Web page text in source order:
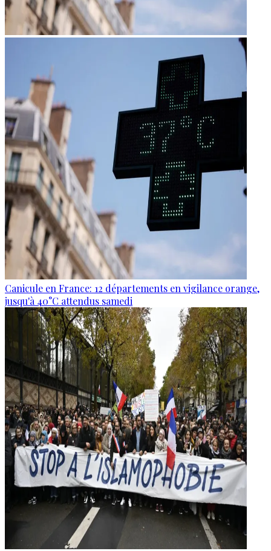
Canicule en France: 12 départements en vigilance orange,
jusqu'à 40°C attendus samedi